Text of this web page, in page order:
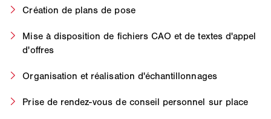
Création de plans de pose
Mise à disposition de fichiers CAO et de textes d'appel
d'offres
Organisation et réalisation d'échantillonnages
Prise de rendez-vous de conseil personnel sur place